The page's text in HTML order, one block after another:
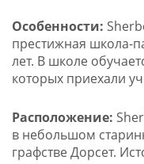
Особенности:
престижная школа-
лет. В школе
которых приехали
Расположение:
в небольшом
графстве Дорсет.